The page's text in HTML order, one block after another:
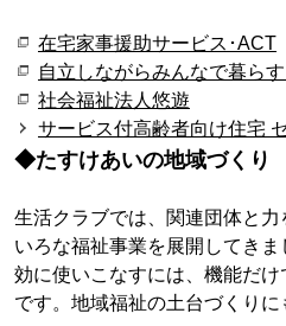
在宅家事援助サービス･ACT
自立しながらみんなで暮ら
社会福祉法人悠遊
サービス付高齢者向け住宅
◆たすけあいの地域づくり
生活クラブでは、関連団体と
いろな福祉事業を展開してき
効に使いこなすには、機能だ
です。地域福祉の土台づくりに